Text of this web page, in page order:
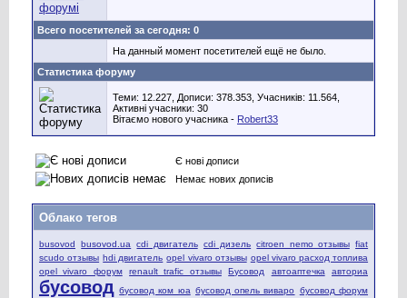
Всего посетителей за сегодня: 0
На данный момент посетителей ещё не было.
Статистика форуму
Теми: 12.227, Дописи: 378.353, Учасників: 11.564,
Активні учасники: 30
Вітаємо нового учасника - Robert33
Є нові дописи
Немає нових дописів
Облако тегов
busovod busovod.ua cdi двигатель cdi дизель citroen nemo отзывы fiat
scudo отзывы hdi двигатель opel vivaro отзывы opel vivaro расход топлива
opel vivaro форум
renault trafic отзывы Бусовод автоаптечка авториа
бусовод бусовод ком юа бусовод опель виваро
бусовод форум